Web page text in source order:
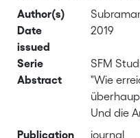
Author(s)
Date
issued
2019
Serie
SFM
Abstract
"Wie
Und die
jeder
Publication
journal